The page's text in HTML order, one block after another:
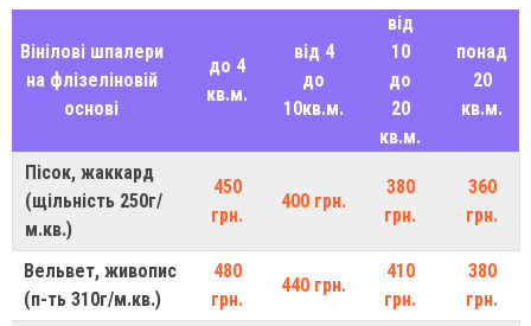
Вінілові шпалери
на флізеліновій
основі
до 4
кв.м.
від 4
до
10кв.м.
від
10
до
20
кв.м.
понад
20
кв.м.
Пісок, жаккард
(щільність 250г/
м.кв.)
450
грн.
400 грн.
380
грн.
360
грн.
Вельвет, живопис
(п-ть 310г/м.кв.)
480
грн.
440 грн.
410
грн.
380
грн.